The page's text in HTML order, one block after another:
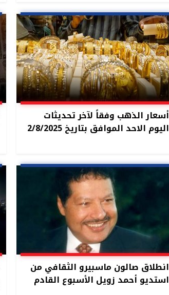
أسعار الذهب وفقاً لآخر تحديثات
اليوم الاحد الموافق بتاريخ 2/8/2025
انطلاق صالون ماسبيرو الثقافي من
استديو أحمد زويل الأسبوع القادم